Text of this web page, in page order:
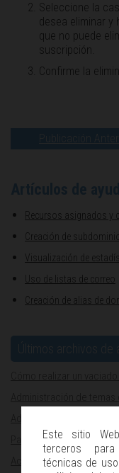
Seleccione la
desea eliminar y
que no puede
suscripción.
Confirme la
Recursos asignados y
Creación de
Visualización de
Uso de listas de correo
Creación de alias de
Paquete de
Actualización de
Este sitio
terceros
técnicas de